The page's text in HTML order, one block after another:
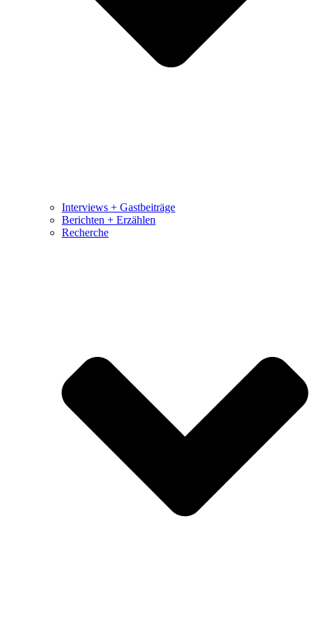
Interviews + Gastbeiträge
Berichten + Erzählen
Recherche